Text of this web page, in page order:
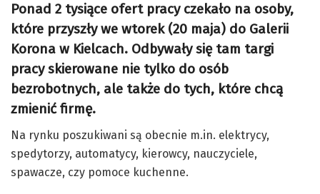
Ponad 2 tysiące ofert pracy czekało na osoby,
które przyszły we wtorek (20 maja) do Galerii
Korona w Kielcach. Odbywały się tam targi
pracy skierowane nie tylko do osób
bezrobotnych, ale także do tych, które chcą
zmienić firmę.
Na rynku poszukiwani są obecnie m.in. elektrycy,
spedytorzy, automatycy, kierowcy, nauczyciele,
spawacze, czy pomoce kuchenne.